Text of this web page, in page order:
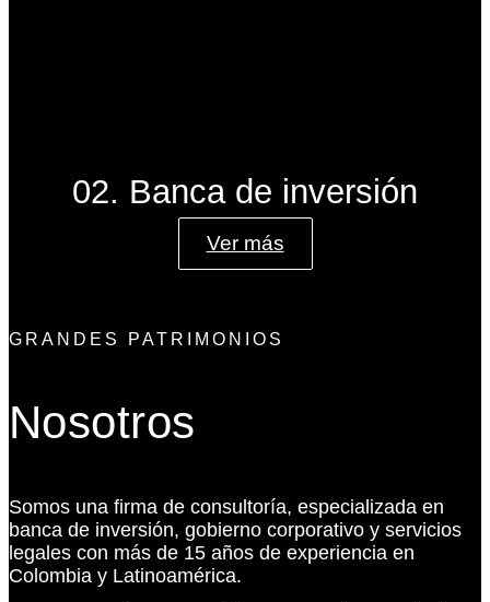
02. Banca de inversión
Ver más
GRANDES PATRIMONIOS
Nosotros
Somos una firma de consultoría, especializada en
banca de inversión, gobierno corporativo y servicios
legales con más de 15 años de experiencia en
Colombia y Latinoamérica.